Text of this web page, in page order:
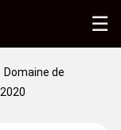
Domaine de
☰